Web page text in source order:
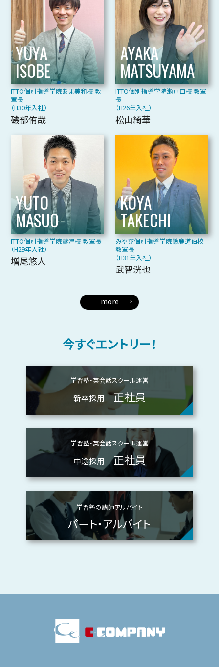
住所：愛知県津島市越津町字柳之内71番
電話番号：0567-22-2530
NOVAバイリンガルKIDS 真美ケ丘校 新規
開校！
2022.7.6
奈良県北葛城郡広陵町にNOVAバイリンガ
ルKIDS 真美ケ丘校が新規開校しました！
住所：奈良県北葛城郡広陵町馬見北4丁目
電話番号：0745-54-5155
学習塾
みやび個別指導学院 美濃加茂校 新規開校！
2022.6.25
岐阜県美濃加茂市にみやび個別指導学院
美濃加茂校が新規開校しました！
住所：岐阜県美濃加茂市大手町2丁目26
電話番号：0574-24-2057
ITTO個別指導学院 津島校 新規開校！
愛知県津島市にITTO個別指導学院 津島
校が新規開校しました！
住所：愛知県津島市越津町字柳之内71番
電話番号：0567-22-2530
ITTO個別指導学院あま美和校 教
室長
（H30年入社）
磯部侑哉
YUYA
ISOBE
ITTO個別指導学院瀬戸口校 教室
長
（H26年入社）
松山綺華
AYAKA
MATSUYAMA
ITTO個別指導学院鷲津校 教室長
（H29年入社）
増尾悠人
YUTO
MASUO
みやび個別指導学院鈴鹿道伯校
教室長
（H31年入社）
武智洸也
KOYA
TAKECHI
more
今すぐエントリー！
学習塾・英会話スクール運営
新卒採用 正社員
学習塾・英会話スクール運営
中途採用 正社員
学習塾の講師アルバイト
パート・アルバイト